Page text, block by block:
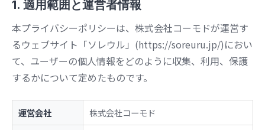
1. 適用範囲と運営者情報
本プライバシーポリシーは、株式会社コーモドが運営す
るウェブサイト「ソレウル」(https://soreuru.jp/)におい
て、ユーザーの個人情報をどのように収集、利用、保護
するかについて定めたものです。
運営会社
株式会社コーモド